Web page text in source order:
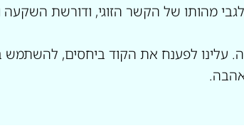
מהותו של הקשר הזוגי, ודורשת השקעה
עלינו לפענח את הקוד ביחסים, להשתמש